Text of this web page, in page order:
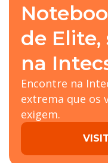
de Elite,
na
Encontre na
extrema que os
exigem.